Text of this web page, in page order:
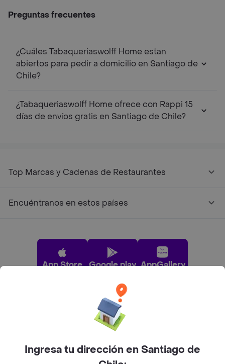
Preguntas frecuentes
¿Cuáles Tabaqueriaswolff Home estan
abiertos para pedir a domicilio en Santiago de
Chile?
¿Tabaqueriaswolff Home ofrece con Rappi 15
días de envíos gratis en Santiago de Chile?
Top Marcas y Cadenas de Restaurantes
Encuéntranos en estos países
App Store Google play AppGallery
Pide tu comida favorita cerca de ti
Categorías
Ingresa tu dirección en Santiago de